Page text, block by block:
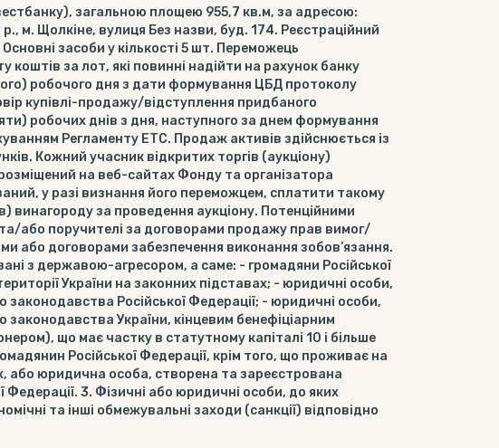
загальною площею 955,7 кв.м, за адресою:
м. Щолкіне, вулиця Без назви, буд. 174. Реєстраційний
засоби у кількості 5 шт. Переможець
коштів за лот, які повинні надійти на рахунок банку
робочого дня з дати формування ЦБД протоколу
купівлі-продажу/відступлення придбаного
робочих днів з дня, наступного за днем формування
Регламенту ЕТС. Продаж активів здійснюється із
Кожний учасник відкритих торгів (аукціону)
на веб-сайтах Фонду та організатора
у разі визнання його переможцем, сплатити такому
винагороду за проведення аукціону. Потенційними
або поручителі за договорами продажу прав вимог/
або договорами забезпечення виконання зобов’язання.
з державою-агресором, а саме: - громадяни Російської
України на законних підставах; - юридичні особи,
законодавства Російської Федерації; - юридичні особи,
законодавства України, кінцевим бенефіціарним
що має частку в статутному капіталі 10 і більше
Російської Федерації, крім того, що проживає на
або юридична особа, створена та зареєстрована
Федерації. 3. Фізичні або юридичні особи, до яких
та інші обмежувальні заходи (санкції) відповідно